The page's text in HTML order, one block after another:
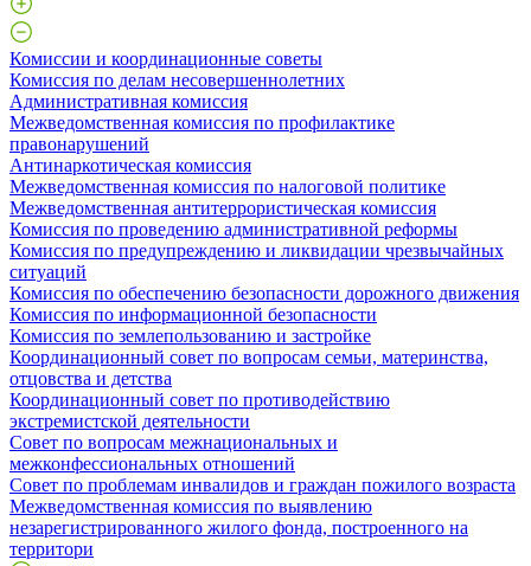
Комиссии и координационные советы
Комиссия по делам несовершеннолетних
Административная комиссия
Межведомственная комиссия по профилактике
правонарушений
Антинаркотическая комиссия
Межведомственная комиссия по налоговой политике
Межведомственная антитеррористическая комиссия
Комиссия по проведению административной реформы
Комиссия по предупреждению и ликвидации чрезвычайных
ситуаций
Комиссия по обеспечению безопасности дорожного движения
Комиссия по информационной безопасности
Комиссия по землепользованию и застройке
Координационный совет по вопросам семьи, материнства,
отцовства и детства
Координационный совет по противодействию
экстремистской деятельности
Совет по вопросам межнациональных и
межконфессиональных отношений
Совет по проблемам инвалидов и граждан пожилого возраста
Межведомственная комиссия по выявлению
незарегистрированного жилого фонда, построенного на
территори